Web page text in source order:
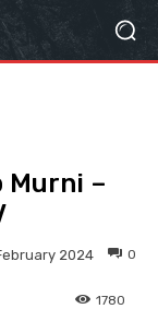
Murni –
2024 0
1780